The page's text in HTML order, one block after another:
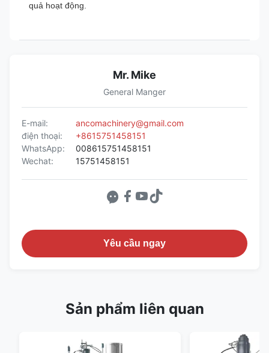
quả hoạt động.
Mr. Mike
General Manger
E-mail:
ancomachinery@gmail.com
điện thoại:
+8615751458151
WhatsApp:
008615751458151
Wechat:
15751458151
Yêu cầu ngay
Sản phẩm liên quan